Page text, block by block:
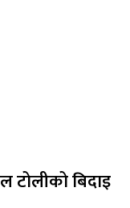
बिदाइ